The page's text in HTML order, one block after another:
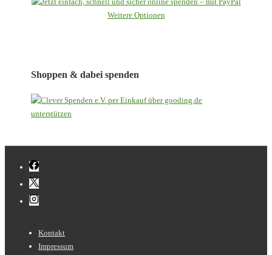
Weitere Optionen
Shoppen & dabei spenden
Footer-
Menü
Kontakt
Impressum